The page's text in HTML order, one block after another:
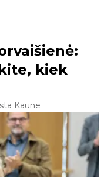
kiek
Kaune